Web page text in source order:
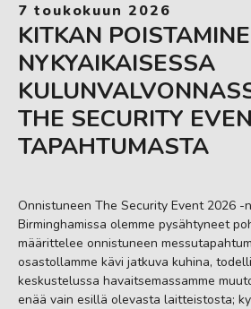
7 toukokuun 2026
KITKAN
NYKYAIKAISESSA
THE SECURITY
TAPAHTUMASTA
Onnistuneen The Security Event 2026 -
Birminghamissa olemme pysähtyneet
määrittelee onnistuneen
osastollamme kävi jatkuva kuhina,
keskustelussa havaitsemassamme
enää vain esillä olevasta laitteistosta;